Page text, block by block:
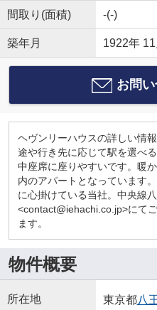
間取り(面積) -(-)
築年月 1922年
お問
ヘヴンリーハウスの詳しい情
途や行き先に応じて駅を選べ
中座席に座りやすいです。暖
内のアパートとなっています
に心掛けている当社。中央線
<contact@iehachi.co.jp>にて
ます。
物件概要
所在地 東京都八